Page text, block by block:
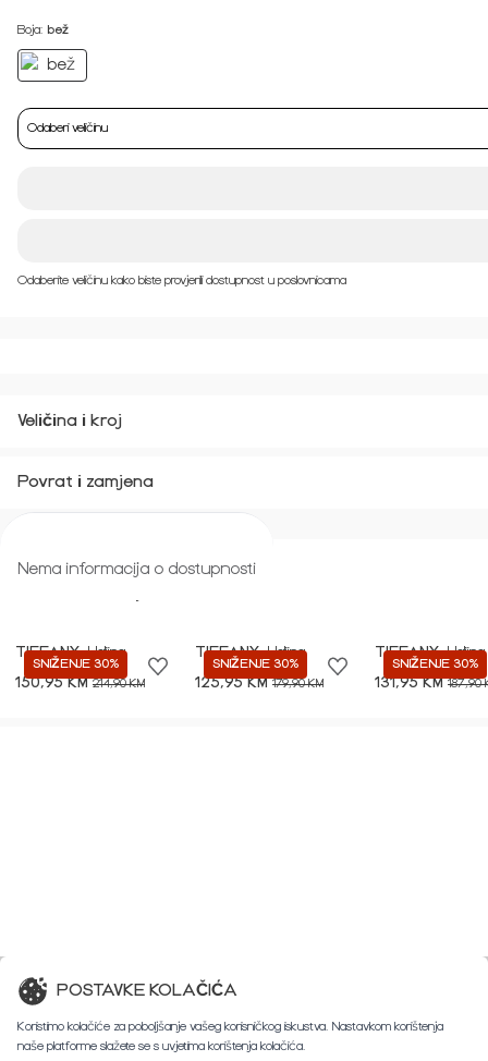
Nema informacija o dostupnosti
Boja: bež
Odaberi veličinu
Odaberite veličinu kako biste provjerili dostupnost u poslovnicama
Veličina i kroj
Povrat i zamjena
SNIŽENJE 30%
TIFFANY Haljina
150,95 KM214,90 KM
SNIŽENJE 30%
TIFFANY Haljina
125,95 KM179,90 KM
SNIŽENJE 30%
TIFFANY Haljina
131,95 KM187,90
POSTAVKE KOLAČIĆA
Koristimo kolačiće za poboljšanje vašeg korisničkog iskustva. Nastavkom korištenja
naše platforme slažete se s uvjetima korištenja kolačića.